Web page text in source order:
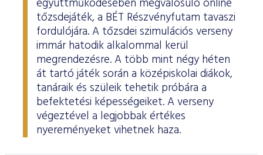
együttműködésében megvalósuló online
tőzsdejáték, a BÉT Részvényfutam tavaszi
fordulójára. A tőzsdei szimulációs verseny
immár hatodik alkalommal kerül
megrendezésre. A több mint négy héten
át tartó játék során a középiskolai diákok,
tanáraik és szüleik tehetik próbára a
befektetési képességeiket. A verseny
végeztével a legjobbak értékes
nyereményeket vihetnek haza.